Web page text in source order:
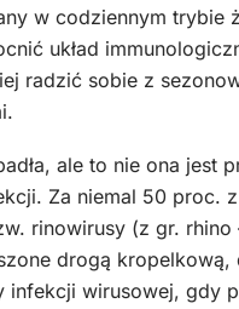
w codziennym trybie
układ
radzić sobie z
ale to nie ona jest
Za niemal 50 proc.
rinowirusy (z gr. rhino
drogą kropelkową,
infekcji wirusowej, gdy